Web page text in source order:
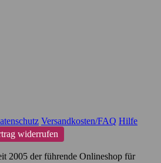
Versandkosten/FAQ Hilfe
widerrufen
2005 der führende Onlineshop für